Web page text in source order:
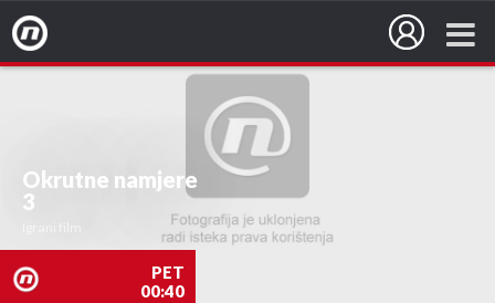
Okrutne namjere
3
PET
00:40